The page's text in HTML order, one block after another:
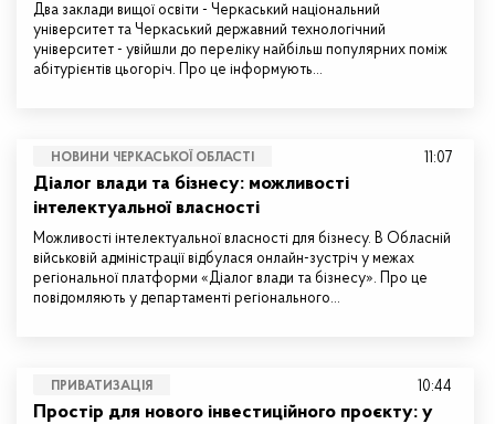
Два заклади вищої освіти - Черкаський національний
університет та Черкаський державний технологічний
університет - увійшли до переліку найбільш популярних поміж
абітурієнтів цьогоріч. Про це інформують…
НОВИНИ ЧЕРКАСЬКОЇ ОБЛАСТІ
Діалог влади та бізнесу: можливості
інтелектуальної власності
Можливості інтелектуальної власності для бізнесу. В Обласній
військовій адміністрації відбулася онлайн-зустріч у межах
регіональної платформи «Діалог влади та бізнесу». Про це
повідомляють у департаменті регіонального…
11:07
ПРИВАТИЗАЦІЯ
Простір для нового інвестиційного проєкту: у
10:44